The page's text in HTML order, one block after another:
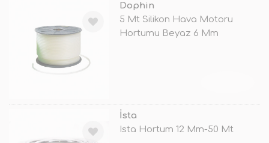
Dophin
5 Mt Silikon Hava Motoru
Hortumu Beyaz 6 Mm
İsta
Ista Hortum 12 Mm-50 Mt